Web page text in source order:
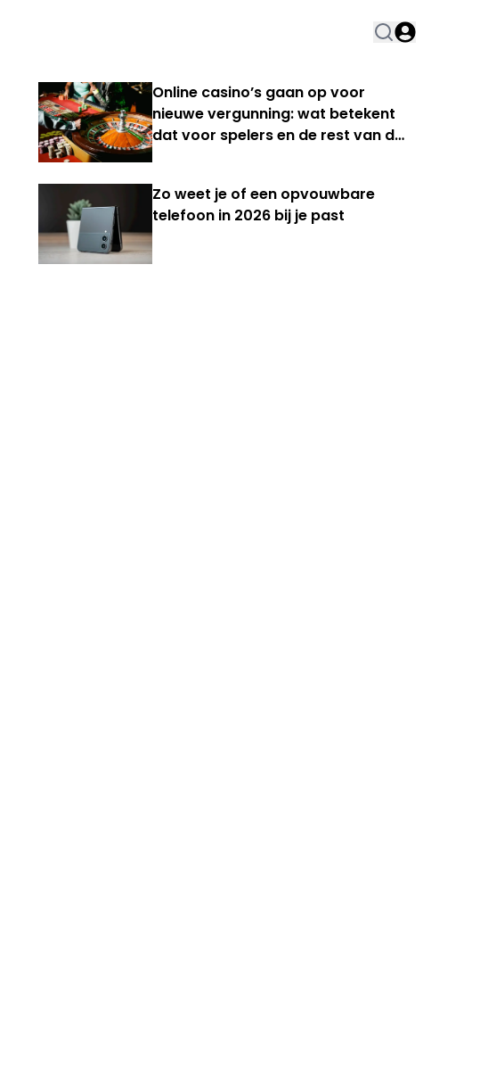
Online casino’s gaan op voor
nieuwe vergunning: wat betekent
dat voor spelers en de rest van de
Zo weet je of een opvouwbare
telefoon in 2026 bij je past